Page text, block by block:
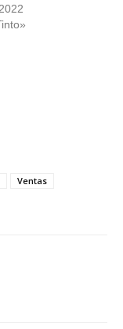
Ventas